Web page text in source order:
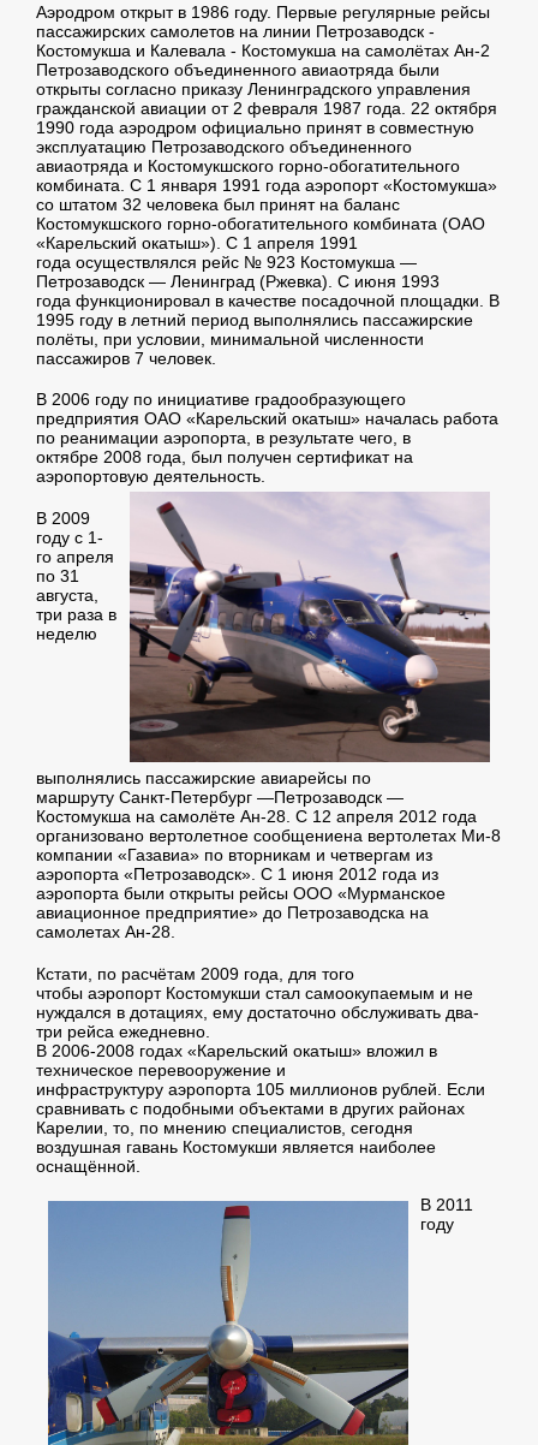
Аэродром открыт в 1986 году. Первые регулярные рейсы
пассажирских самолетов на линии Петрозаводск -
Костомукша и Калевала - Костомукша на самолётах Ан-2
Петрозаводского объединенного авиаотряда были
открыты согласно приказу Ленинградского управления
гражданской авиации от 2 февраля 1987 года. 22 октября
1990 года аэродром официально принят в совместную
эксплуатацию Петрозаводского объединенного
авиаотряда и Костомукшского горно-обогатительного
комбината. С 1 января 1991 года аэропорт «Костомукша»
со штатом 32 человека был принят на баланс
Костомукшского горно-обогатительного комбината (ОАО
«Карельский окатыш»). С 1 апреля 1991
года осуществлялся рейс № 923 Костомукша —
Петрозаводск — Ленинград (Ржевка). С июня 1993
года функционировал в качестве посадочной площадки. В
1995 году в летний период выполнялись пассажирские
полёты, при условии, минимальной численности
пассажиров 7 человек.
В 2006 году по инициативе градообразующего
предприятия ОАО «Карельский окатыш» началась работа
по реанимации аэропорта, в результате чего, в
октябре 2008 года, был получен сертификат на
аэропортовую деятельность.
В 2009
году с 1-
го апреля
по 31
августа,
три раза в
неделю
выполнялись пассажирские авиарейсы по
маршруту Санкт-Петербург —Петрозаводск —
Костомукша на самолёте Ан-28. С 12 апреля 2012 года
организовано вертолетное сообщениена вертолетах Ми-8
компании «Газавиа» по вторникам и четвергам из
аэропорта «Петрозаводск». С 1 июня 2012 года из
аэропорта были открыты рейсы ООО «Мурманское
авиационное предприятие» до Петрозаводска на
самолетах Ан-28.
Кстати, по расчётам 2009 года, для того
чтобы аэропорт Костомукши стал самоокупаемым и не
нуждался в дотациях, ему достаточно обслуживать два-
три рейса ежедневно.
В 2006-2008 годах «Карельский окатыш» вложил в
техническое перевооружение и
инфраструктуру аэропорта 105 миллионов рублей. Если
сравнивать с подобными объектами в других районах
Карелии, то, по мнению специалистов, сегодня
воздушная гавань Костомукши является наиболее
оснащённой.
В 2011
году